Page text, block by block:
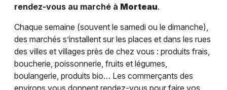
rendez-vous au marché à Morteau.
Chaque semaine (souvent le samedi ou le dimanche),
des marchés s’installent sur les places et dans les rues
des villes et villages près de chez vous : produits frais,
boucherie, poissonnerie, fruits et légumes,
boulangerie, produits bio… Les commerçants des
environs vous donnent rendez-vous pour faire vos